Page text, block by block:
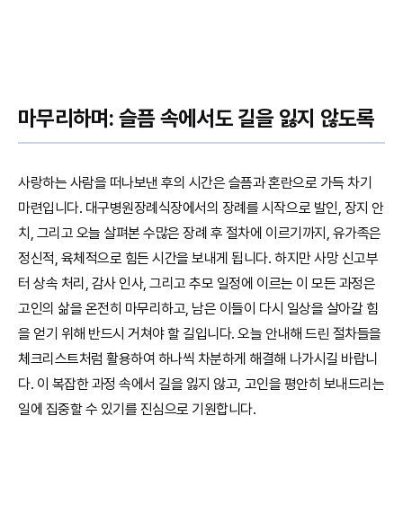
마무리하며: 슬픔 속에서도 길을 잃지 않도록
사랑하는 사람을 떠나보낸 후의 시간은 슬픔과 혼란으로 가득 차기
마련입니다. 대구병원장례식장에서의 장례를 시작으로 발인, 장지 안
치, 그리고 오늘 살펴본 수많은 장례 후 절차에 이르기까지, 유가족은
정신적, 육체적으로 힘든 시간을 보내게 됩니다. 하지만 사망 신고부
터 상속 처리, 감사 인사, 그리고 추모 일정에 이르는 이 모든 과정은
고인의 삶을 온전히 마무리하고, 남은 이들이 다시 일상을 살아갈 힘
을 얻기 위해 반드시 거쳐야 할 길입니다. 오늘 안내해 드린 절차들을
체크리스트처럼 활용하여 하나씩 차분하게 해결해 나가시길 바랍니
다. 이 복잡한 과정 속에서 길을 잃지 않고, 고인을 평안히 보내드리는
일에 집중할 수 있기를 진심으로 기원합니다.